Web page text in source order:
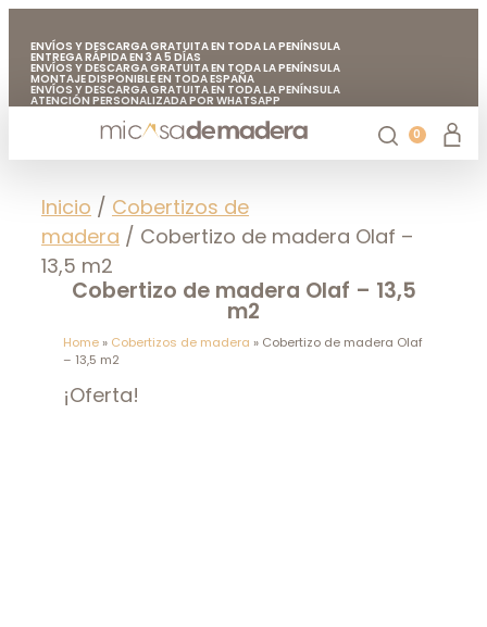
ENVÍOS Y DESCARGA GRATUITA EN TODA LA PENÍNSULA
ENTREGA RÁPIDA EN 3 A 5 DÍAS
ENVÍOS Y DESCARGA GRATUITA EN TODA LA PENÍNSULA
MONTAJE DISPONIBLE EN TODA ESPAÑA
ENVÍOS Y DESCARGA GRATUITA EN TODA LA PENÍNSULA
ATENCIÓN PERSONALIZADA POR WHATSAPP
FABRICADO EN EUROPA CON MADERA DE CALIDAD
ENVÍOS Y DESCARGA GRATUITA EN TODA LA PENÍNSULA
0
Inicio / Cobertizos de
madera / Cobertizo de madera Olaf –
13,5 m2
Cobertizo de madera Olaf – 13,5
m2
Home» Cobertizos de madera » Cobertizo de madera Olaf
– 13,5 m2
¡Oferta!